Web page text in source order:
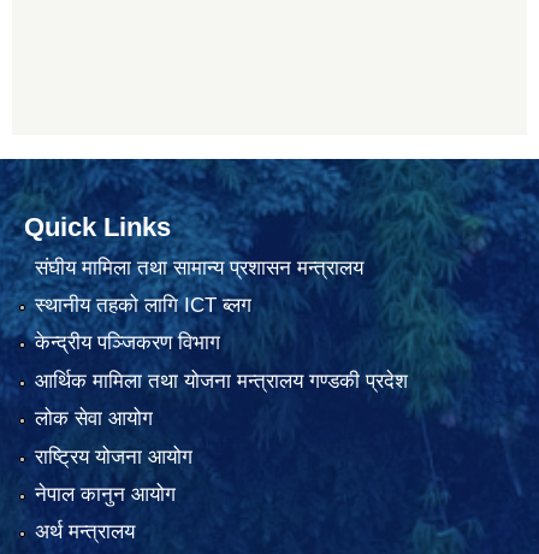
Quick Links
संघीय मामिला तथा सामान्य प्रशासन मन्त्रालय
स्थानीय तहको लागि ICT ब्लग
केन्द्रीय पञ्जिकरण विभाग
आर्थिक मामिला तथा योजना मन्त्रालय गण्डकी प्रदेश
लोक सेवा आयोग
राष्ट्रिय योजना आयोग
नेपाल कानुन आयोग
अर्थ मन्त्रालय